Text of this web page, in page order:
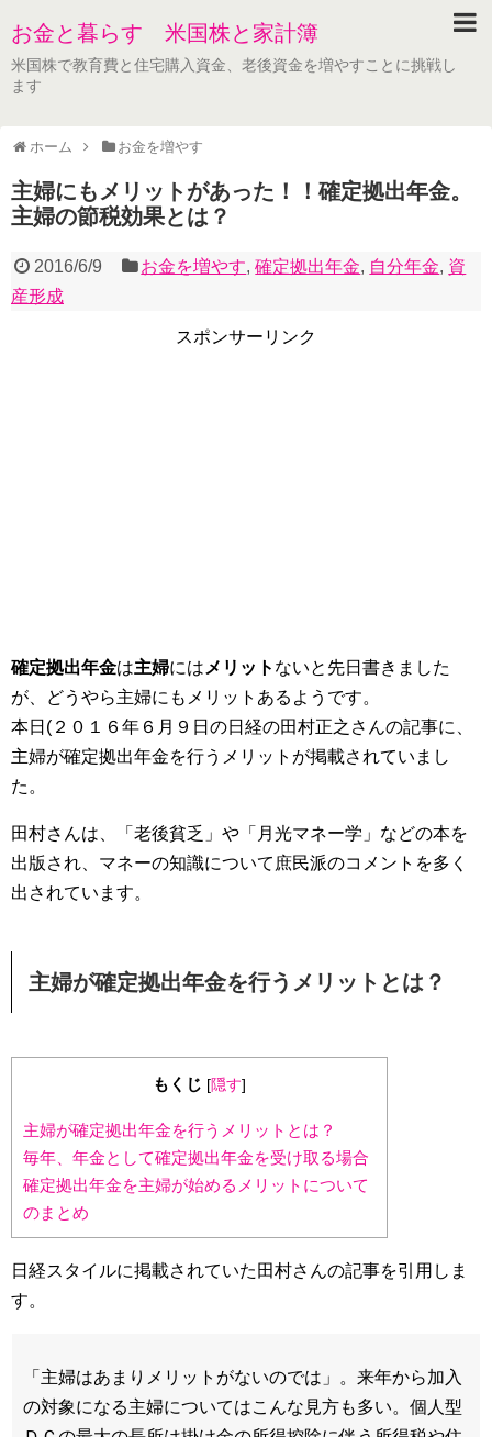
お金と暮らす 米国株と家計簿
米国株で教育費と住宅購入資金、老後資金を増やすことに挑戦し
ます
ホーム お金を増やす
主婦にもメリットがあった！！確定拠出年金。
主婦の節税効果とは？
2016/6/9 お金を増やす,確定拠出年金, 自分年金, 資
産形成
スポンサーリンク
確定拠出年金は主婦には メリット ないと先日書きました
が、どうやら主婦にもメリットあるようです。
本日(２０１６年６月９日の日経の田村正之さんの記事に、
主婦が確定拠出年金を行うメリットが掲載されていまし
た。
田村さんは、「老後貧乏」や「月光マネー学」などの本を
出版され、マネーの知識について庶民派のコメントを多く
出されています。
主婦が確定拠出年金を行うメリットとは？
もくじ [隠す]
主婦が確定拠出年金を行うメリットとは？
毎年、年金として確定拠出年金を受け取る場合
確定拠出年金を主婦が始めるメリットについて
のまとめ
日経スタイルに掲載されていた田村さんの記事を引用しま
す。
「主婦はあまりメリットがないのでは」。来年から加入
の対象になる主婦についてはこんな見方も多い。個人型